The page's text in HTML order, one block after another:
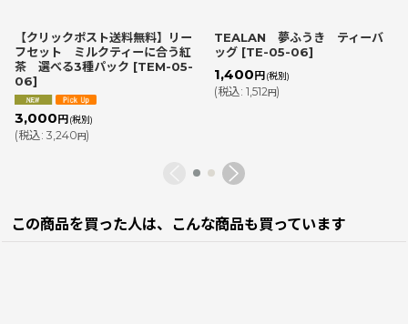
【クリックポスト送料無料】リー
フセット ミルクティーに合う紅
茶 選べる3種パック [TEM-05-
06]
3,000 円 (税別)
(税込: 3,240円)
TEALAN 夢ふうき ティーバ
ッグ [TE-05-06]
1,400円(税別)
(税込: 1,512円)
この商品を買った人は、こんな商品も買っています